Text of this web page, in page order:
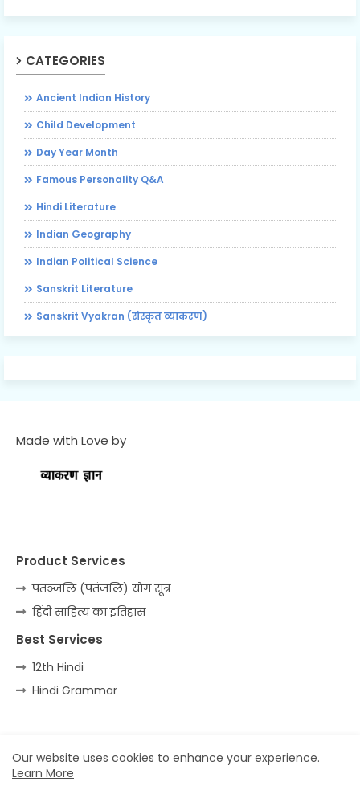
CATEGORIES
Ancient Indian History
Child Development
Day Year Month
Famous Personality Q&A
Hindi Literature
Indian Geography
Indian Political Science
Sanskrit Literature
Sanskrit Vyakran (संस्कृत व्याकरण)
Made with Love by
Product Services
पतञ्जलि (पतंजलि) योग सूत्र
हिंदी साहित्य का इतिहास
Best Services
12th Hindi
Hindi Grammar
Home Contact us Privacy Policy
Our website uses cookies to enhance your experience.
Learn More